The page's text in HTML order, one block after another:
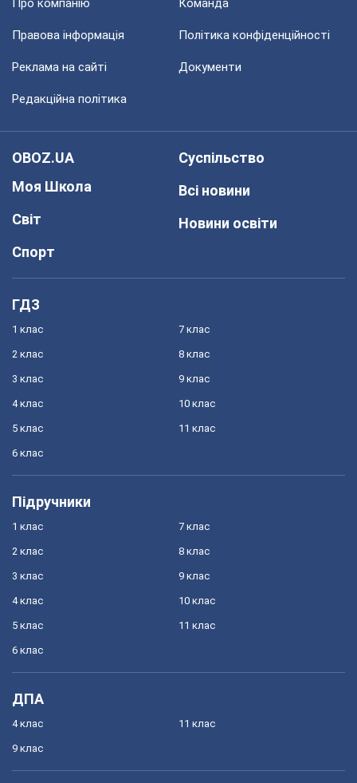
Про компанію Команда
Правова інформація Політика конфіденційності
Реклама на сайті Документи
Редакційна політика
OBOZ.UA
Моя Школа
Світ
Спорт
Суспільство
Всі новини
Новини освіти
ГДЗ
1 клас
2 клас
3 клас
4 клас
5 клас
6 клас
7 клас
8 клас
9 клас
10 клас
11 клас
Підручники
1 клас
2 клас
3 клас
4 клас
5 клас
6 клас
7 клас
8 клас
9 клас
10 клас
11 клас
ДПА
4 клас
9 клас
11 клас